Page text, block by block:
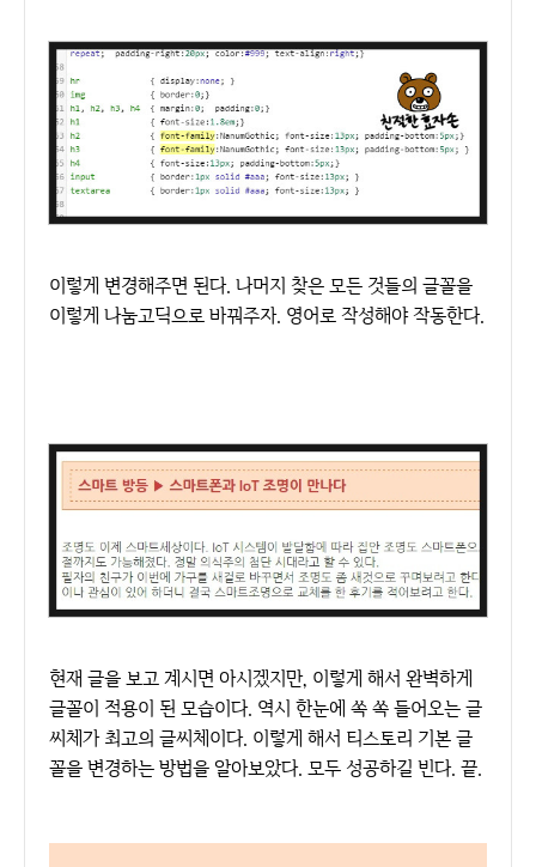
이렇게 변경해주면 된다. 나머지 찾은 모든 것들의 글꼴을
이렇게 나눔고딕으로 바꿔주자. 영어로작성해야 작동한다.
현재 글을 보고 계시면 아시겠지만, 이렇게 해서 완벽하게
글꼴이 적용이 된 모습이다. 역시 한눈에 쏙 쏙 들어오는 글
씨체가 최고의 글씨체이다. 이렇게 해서 티스토리 기본 글
꼴을 변경하는 방법을 알아보았다. 모두 성공하길 빈다. 끝.